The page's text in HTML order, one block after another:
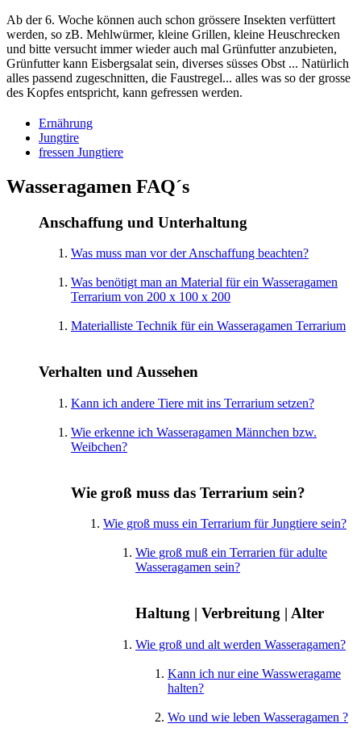
Ab der 6. Woche können auch schon grössere Insekten verfüttert
werden, so zB. Mehlwürmer, kleine Grillen, kleine Heuschrecken
und bitte versucht immer wieder auch mal Grünfutter anzubieten,
Grünfutter kann Eisbergsalat sein, diverses süsses Obst ... Natürlich
alles passend zugeschnitten, die Faustregel... alles was so der grosse
des Kopfes entspricht, kann gefressen werden.
Ernährung
Jungtire
fressen Jungtiere
Wasseragamen FAQ´s
Anschaffung und Unterhaltung
Was muss man vor der Anschaffung beachten?
Was benötigt man an Material für ein Wasseragamen
Terrarium von 200 x 100 x 200
Materialliste Technik für ein Wasseragamen Terrarium
Verhalten und Aussehen
Kann ich andere Tiere mit ins Terrarium setzen?
Wie erkenne ich Wasseragamen Männchen bzw.
Weibchen?
Wie groß muss das Terrarium sein?
Wie groß muss ein Terrarium für Jungtiere sein?
Wie groß muß ein Terrarien für adulte
Wasseragamen sein?
Haltung | Verbreitung | Alter
Wie groß und alt werden Wasseragamen?
Kann ich nur eine Wassweragame
halten?
Wo und wie leben Wasseragamen ?